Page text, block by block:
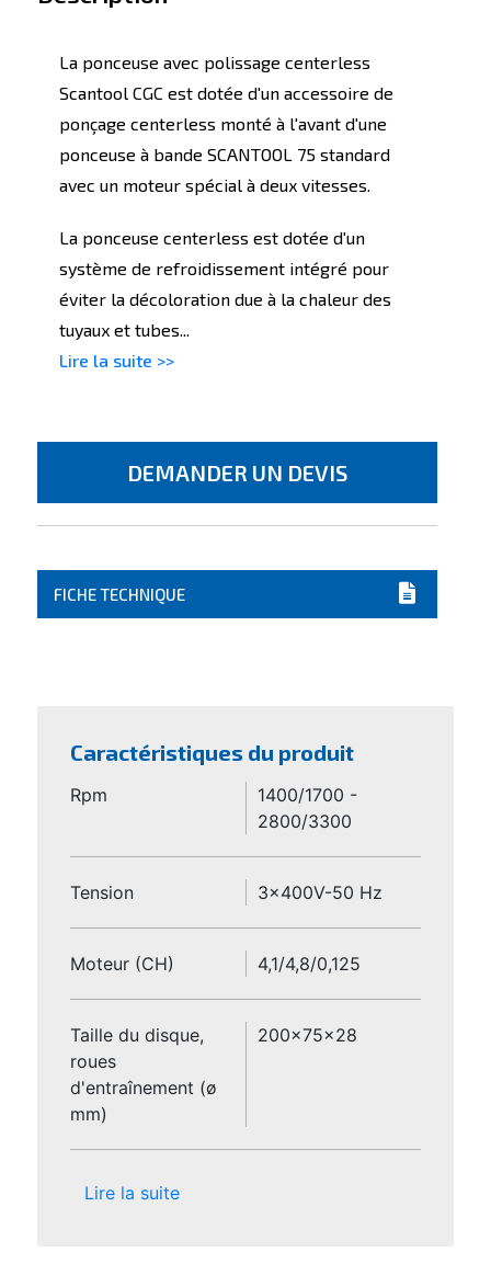
La ponceuse avec polissage centerless
Scantool CGC est dotée d'un accessoire de
ponçage centerless monté à l'avant d'une
ponceuse à bande SCANTOOL 75 standard
avec un moteur spécial à deux vitesses.
La ponceuse centerless est dotée d'un
système de refroidissement intégré pour
éviter la décoloration due à la chaleur des
tuyaux et tubes...
Lire la suite >>
DEMANDER UN DEVIS
FICHE TECHNIQUE
Caractéristiques du produit
Rpm
1400/1700 -
2800/3300
Tension 3x400V-50 Hz
Moteur (CH) 4,1/4,8/0,125
Taille du disque,
roues
d'entraînement (ø
mm)
200x75x28
Lire la suite